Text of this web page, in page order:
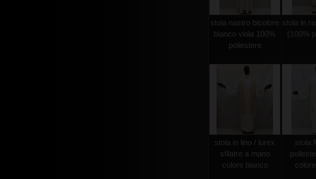
stola nastro bicolore
bianco viola 100%
poliestere
stola in
(100%
stola in lino / lurex
sfilatre a mano
colore bianco
stola